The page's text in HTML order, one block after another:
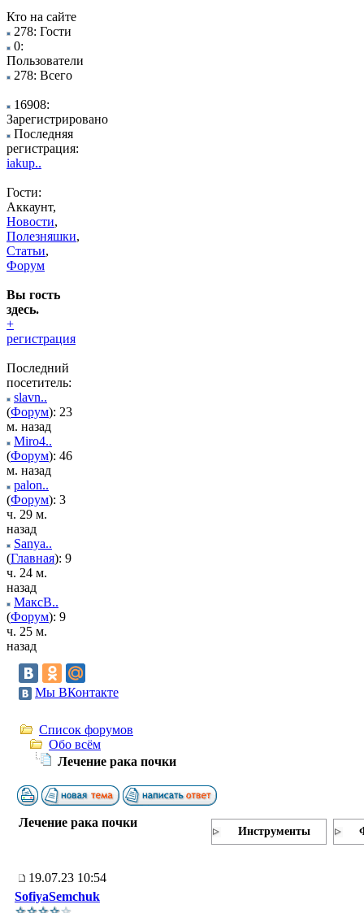
Кто на сайте
278: Гости
0:
Пользователи
278: Всего
16908:
Зарегистрировано
Последняя
регистрация:
iakup..
Гости:
Аккаунт,
Новости,
Полезняшки,
Статьи,
Форум
Вы гость
здесь.
+
регистрация
Последний
посетитель:
slavn..
(Форум): 23
м. назад
Miro4..
(Форум): 46
м. назад
palon..
(Форум): 3
ч. 29 м.
назад
Sanya..
(Главная): 9
ч. 24 м.
назад
МаксВ..
(Форум): 9
ч. 25 м.
назад
Мы ВКонтакте
Список форумов
Обо всём
Лечение рака почки
Лечение рака почки
Инструменты
19.07.23 10:54
SofiyaSemchuk